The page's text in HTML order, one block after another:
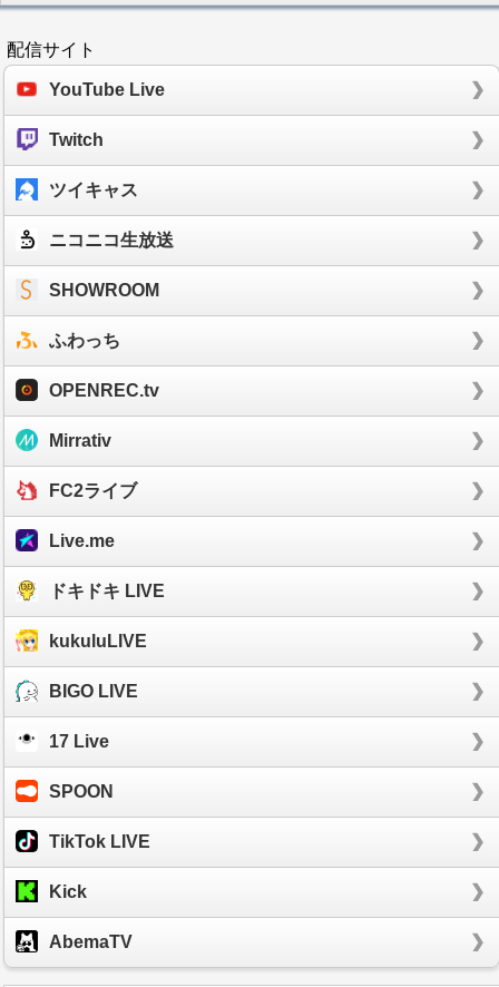
配信サイト
YouTube Live
Twitch
ツイキャス
ニコニコ生放送
SHOWROOM
ふわっち
OPENREC.tv
Mirrativ
FC2ライブ
Live.me
ドキドキ LIVE
kukuluLIVE
BIGO LIVE
17 Live
SPOON
TikTok LIVE
Kick
AbemaTV